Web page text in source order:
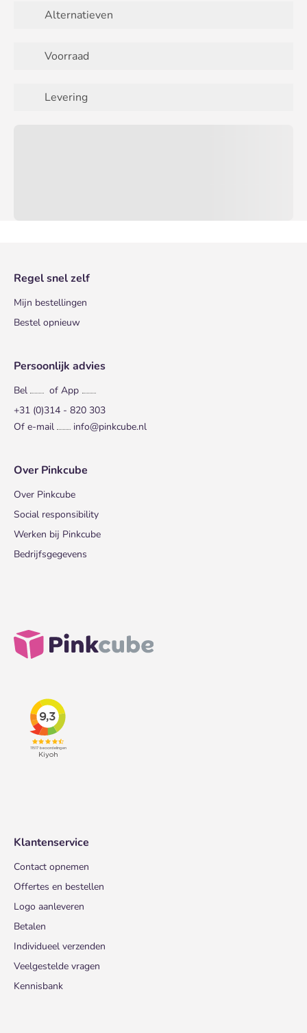
Alternatieven
Voorraad
Levering
Regel snel zelf
Mijn bestellingen
Bestel opnieuw
Persoonlijk advies
Bel
of App
+31 (0)314 - 820 303
Of e-mail
info@pinkcube.nl
Over Pinkcube
Over Pinkcube
Social responsibility
Werken bij Pinkcube
Bedrijfsgegevens
Klantenservice
Contact opnemen
Offertes en bestellen
Logo aanleveren
Betalen
Individueel verzenden
Veelgestelde vragen
Kennisbank